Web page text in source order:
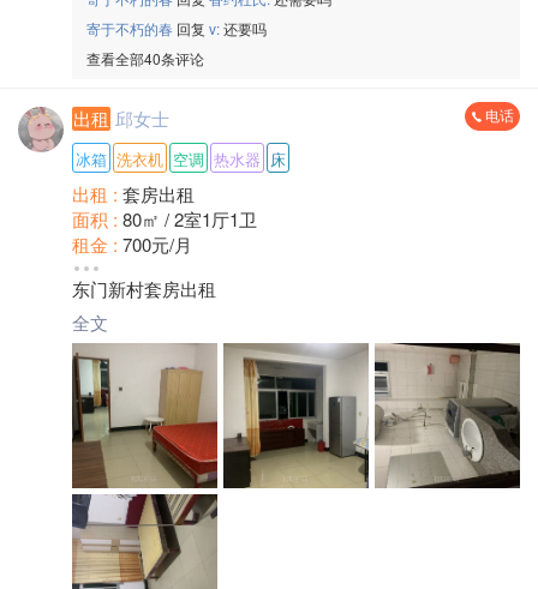
寄于不朽的春 回复 v:还要吗
查看全部40条评论
出租 邱女士 电话
冰箱 洗衣机 空调 热水器 床
出租 : 套房出租
面积 : 80㎡ / 2室1厅1卫
租金 : 700元/月
小区 :
装修 :普通装修
朝向 :
楼层 :4楼/共6层
方式 :
押金 : 付一押一
地区 :将乐 古镛镇
东门新村套房出租
全文